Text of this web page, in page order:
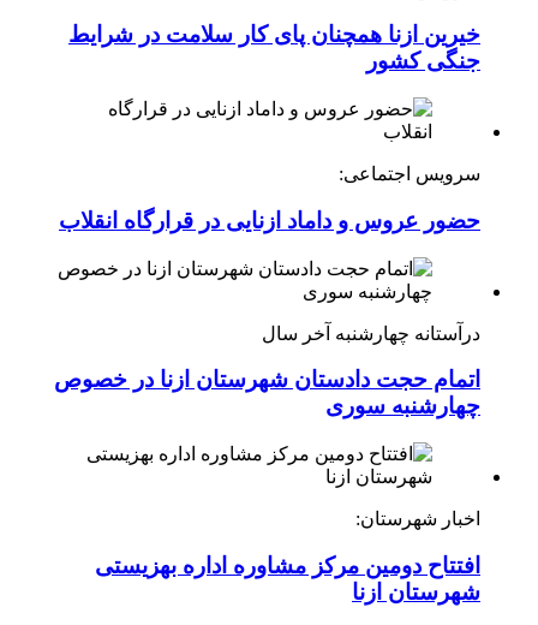
خیرین ازنا همچنان پای کار سلامت در شرایط
جنگی کشور
سرویس اجتماعی:
حضور عروس و داماد ازنایی در قرارگاه انقلاب
درآستانه چهارشنبه آخر سال
اتمام حجت دادستان شهرستان ازنا در خصوص
چهارشنبه ‌سوری
اخبار شهرستان:
افتتاح دومین مرکز مشاوره اداره بهزیستی
شهرستان ازنا